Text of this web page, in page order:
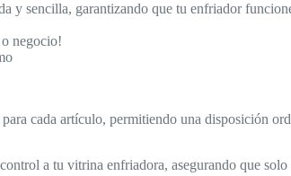
y sencilla, garantizando que tu enfriador
o negocio!
cada artículo, permitiendo una disposición
a tu vitrina enfriadora, asegurando que solo